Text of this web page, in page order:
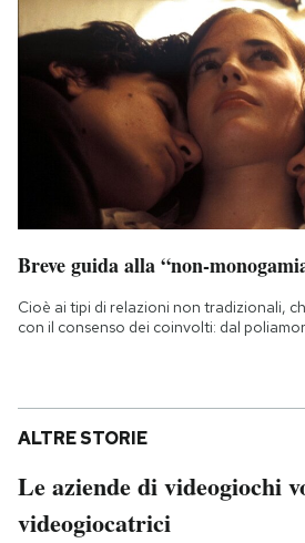
Breve guida alla “non-
Cioè ai tipi di relazioni non tradizionali,
con il consenso dei coinvolti: dal
ALTRE STORIE
Le aziende di videogiochi
videogiocatrici